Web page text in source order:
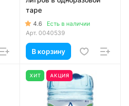
таре
4.6
Есть в наличии
Арт. 0040539
В корзину
ХИТ АКЦИЯ